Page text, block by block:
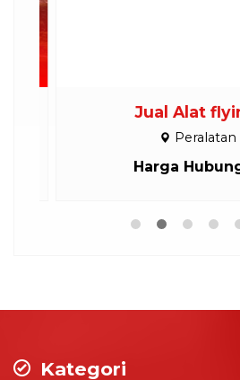
Jual Alat
Peralatan
Harga
Kategori